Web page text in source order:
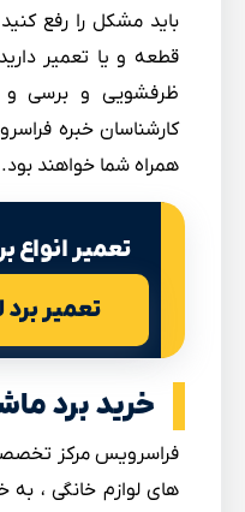
باید مشکل را رفع
قطعه و یا تعمیر
ظرفشویی و برسی و
کارشناسان خبره
همراه شما خواهند بود.
تعمیر انواع
تعمیر
خرید برد
فراسرویس مرکز
های لوازم خانگی ،